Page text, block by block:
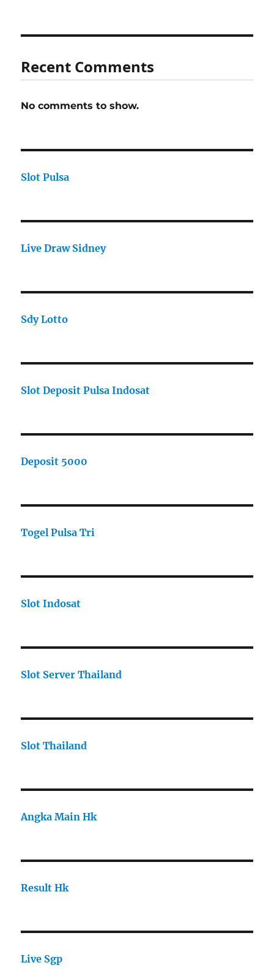
Recent Comments
No comments to show.
Slot Pulsa
Live Draw Sidney
Sdy Lotto
Slot Deposit Pulsa Indosat
Deposit 5000
Togel Pulsa Tri
Slot Indosat
Slot Server Thailand
Slot Thailand
Angka Main Hk
Result Hk
Live Sgp